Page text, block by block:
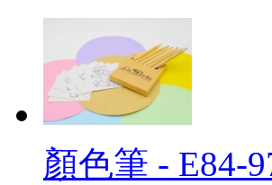
顏色筆 - E84-